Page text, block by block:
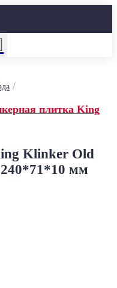
/
плитка King
Klinker Old
мм